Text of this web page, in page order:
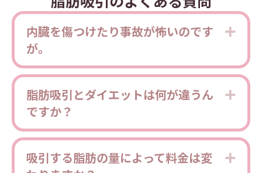
内臓を傷つけたり事故が怖いのです
が。
脂肪吸引とダイエットは何が違うん
ですか？
吸引する脂肪の量によって料金は変